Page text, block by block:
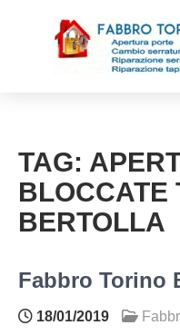
TAG:
BLOCCATE
BERTOLLA
Fabbro Torino
18/01/2019